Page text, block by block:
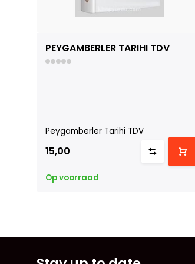
PEYGAMBERLER TARIHI TDV
Peygamberler Tarihi TDV
15,00
Op voorraad